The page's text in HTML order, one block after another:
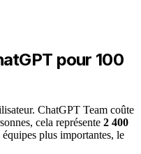
pour 100
ChatGPT Team coûte
cela représente 2 400
plus importantes, le